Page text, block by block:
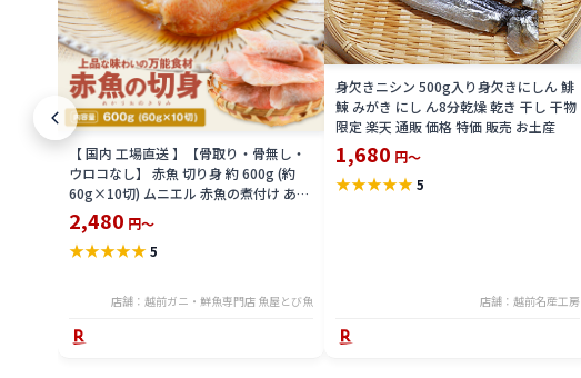
【 国内 工場直送 】【骨取り・骨無し・
ウロコなし】 赤魚 切り身 約 600g (約
60g×10切) ムニエル 赤魚の煮付け あん
かけ ホイル焼き アカウオ 送料無料
seak2305-600a
2,480 円～
★★★★★5
店舗：越前ガニ・鮮魚専門店 魚屋とび魚
身欠きニシン 500g入り身欠きにしん 鯡
鰊 みがき にし ん8分乾燥 乾き 干し 干物
限定 楽天 通販 価格 特価 販売 お土産
1,680 円～
★★★★★5
店舗：越前名産工房